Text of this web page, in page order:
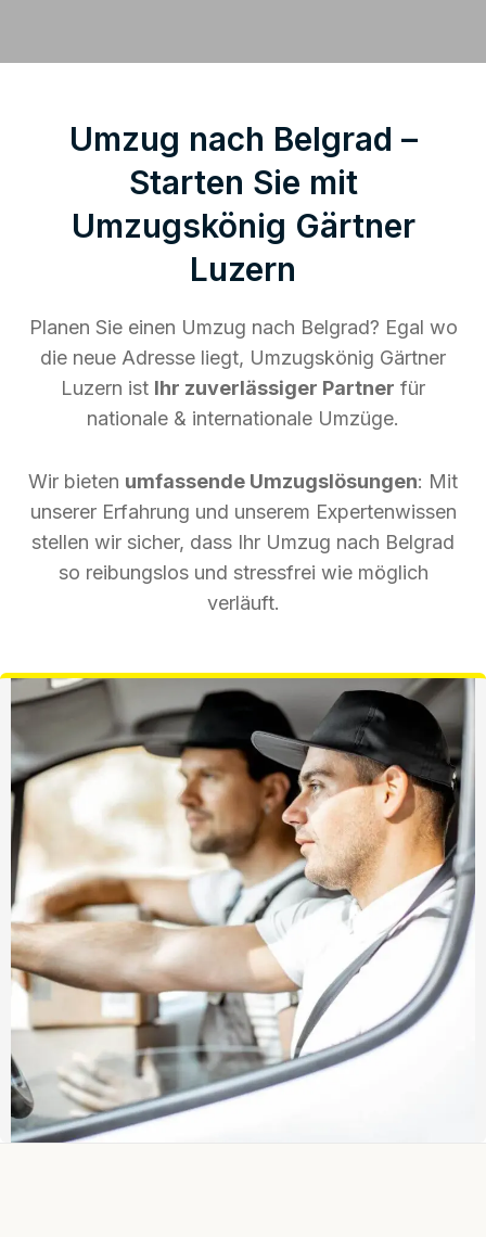
Umzug nach Belgrad –
Starten Sie mit
Umzugskönig Gärtner
Luzern
Planen Sie einen Umzug nach Belgrad? Egal wo
die neue Adresse liegt, Umzugskönig Gärtner
Luzern ist Ihr zuverlässiger Partner für
nationale & internationale Umzüge.
Wir bieten umfassende Umzugslösungen: Mit
unserer Erfahrung und unserem Expertenwissen
stellen wir sicher, dass Ihr Umzug nach Belgrad
so reibungslos und stressfrei wie möglich
verläuft.